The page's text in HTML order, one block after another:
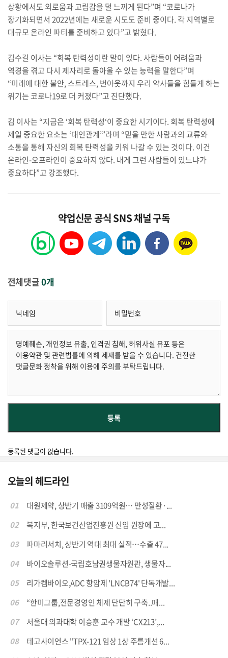
상황에서도 외로움과 고립감을 덜 느끼게 된다”며 “코로나가
장기화되면서 2022년에는 새로운 시도도 준비 중이다. 각 지역별로
대규모 온라인 파티를 준비하고 있다”고 밝혔다.
김수길 이사는 “회복 탄력성이란 말이 있다. 사람들이 어려움과
역경을 겪고 다시 제자리로 돌아올 수 있는 능력을 말한다”며
“미래에 대한 불안, 스트레스, 번아웃까지 우리 약사들을 힘들게 하는
위기는 코로나19로 더 커졌다”고 진단했다.
김 이사는 “지금은 ‘회복 탄력성‘이 중요한 시기이다. 회복 탄력성에
제일 중요한 요소는 ‘대인관계’”라며 “믿을 만한 사람과의 교류와
소통을 통해 자신의 회복 탄력성을 키워 나갈 수 있는 것이다. 이건
온라인-오프라인이 중요하지 않다. 내게 그런 사람들이 있느냐가
중요하다”고 강조했다.
약업신문 공식 SNS 채널 구독
전체댓글0개
등록된 댓글이 없습니다.
오늘의 헤드라인
01
대원제약, 상반기 매출 3109억원… 만성질환·...
02
복지부, 한국보건산업진흥원 신임 원장에 고...
03
파마리서치, 상반기 역대 최대 실적…수출 47...
04
바이오솔루션-국립호남권생물자원관, 생물자...
05
리가켐바이오,ADC 항암제 'LNCB74' 단독개발...
06
“한미그룹,전문경영인 체제 단단히 구축..매...
07
서울대 의과대학 이승훈 교수 개발 ‘CX213’,...
08
테고사이언스 "TPX-121 임상 1상 주름개선 6...